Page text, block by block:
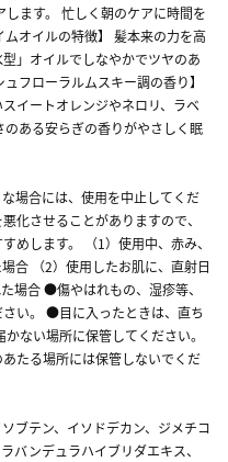
ます。 忙しく朝のケアに時間を
オイルの特徴】 髪本来の力を高
」オイルでしなやかでツヤのあ
フローラルムスキー調の香り】
イートオレンジやネロリ、ラベ
ある安らぎの香りがやさしく眠
場合には、使用を中止してくだ
化させることがありますので、
めします。 （1）使用中、赤み、
合 （2）使用したお肌に、直射日
場合 ●傷やはれもの、湿疹等、
い。 ●目に入ったときは、直ち
ない場所に保管してください。
たる場所には保管しないでくだ
ブテン、イソドデカン、ジメチコ
バンデュラハイブリダエキス、